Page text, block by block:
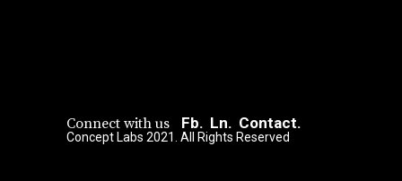
Connect with us Fb. Ln. Contact.
Concept Labs 2021. All Rights Reserved